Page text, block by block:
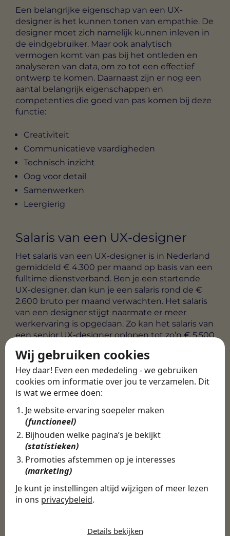
Wij gebruiken cookies
Hey daar! Even een mededeling - we gebruiken
cookies om informatie over jou te verzamelen. Dit
is wat we ermee doen:
Je website-ervaring soepeler maken
(functioneel)
Bijhouden welke pagina’s je bekijkt
(statistieken)
Promoties afstemmen op je interesses
(marketing)
Je kunt je instellingen altijd wijzigen of meer lezen
in ons privacybeleid.
Details bekijken
Een belangrijke eigenschap van een UX-
designer is het kunnen tonen van empathie. De
designer moet zich namelijk kunnen inleven in
de eindgebruiker. Maar ook analytisch
vermogen komt van pas bij het ontleden en
analyseren van data, om zo tot een effectief
ontwerp te komen. Daarnaast zijn er nog een
aantal belangrijk eigenschappen en
competenties die goed van pas komen bij deze
functie:
Creativiteit
Communicatieve vaardigheden
Technisch inzicht
Oog voor detail
Samenwerken
Leergierig
Salaris van een UX-designer
Het salaris van een UX-designer is in Nederland
gemiddeld € 4.300 per maand op basis van een
fulltime dienstverband. Ben je een startende
UX-designer, dan kun je een salaris rond de €
2.600 bruto per maand verwachten. Het salaris
van een designer stijgt naarmate er meer
werkervaring is opgedaan. Zo kan het salaris van
een senior UX-designer oplopen tot zo’n € 5.500
designer in Nederland kan variëren en is
afhankelijk van verschillende factoren, zoals
ervaring, locatie en bedrijfstype.
Vacatures UX-designer
Ben je UX-designer en toe aan een nieuwe
uitdaging? Op de app van Swipe4Work vind je
verschillende interessante UX-designer
vacatures. Benieuwd of er een interessante
vacature voor jou tussen zit?
Download dan direct de Swipe4Work app in de
vacatures op maat worden getoond. Swipe